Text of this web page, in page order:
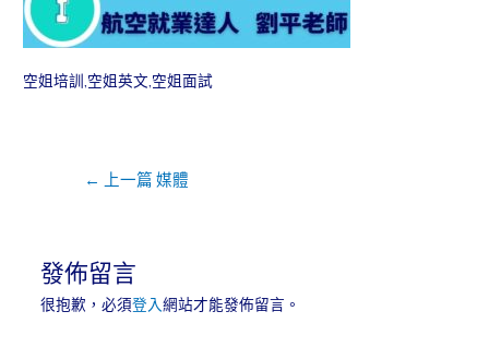
空姐培訓,空姐英文,空姐面試
← 上一篇 媒體
發佈留言
很抱歉，必須登入網站才能發佈留言。